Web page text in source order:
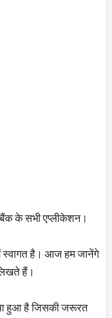
के सभी एप्लीकेशन।
स्वागत है। आज हम जानेंगे
हैं।
हुआ है जिसकी जरूरत